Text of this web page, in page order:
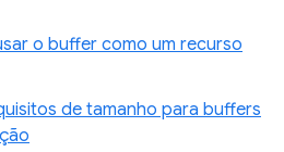
o buffer como um recurso
de tamanho para buffers